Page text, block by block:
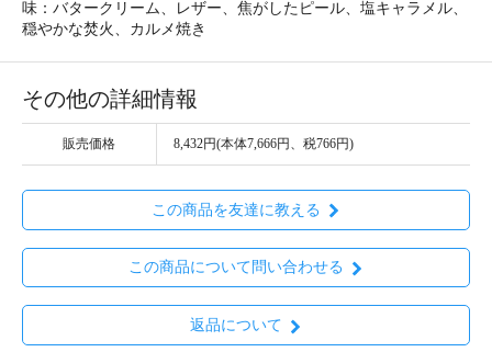
味：バタークリーム、レザー、焦がしたピール、塩キャラメル、
穏やかな焚火、カルメ焼き
その他の詳細情報
販売価格 8,432円(本体7,666円、税766円)
この商品を友達に教える
この商品について問い合わせる
返品について